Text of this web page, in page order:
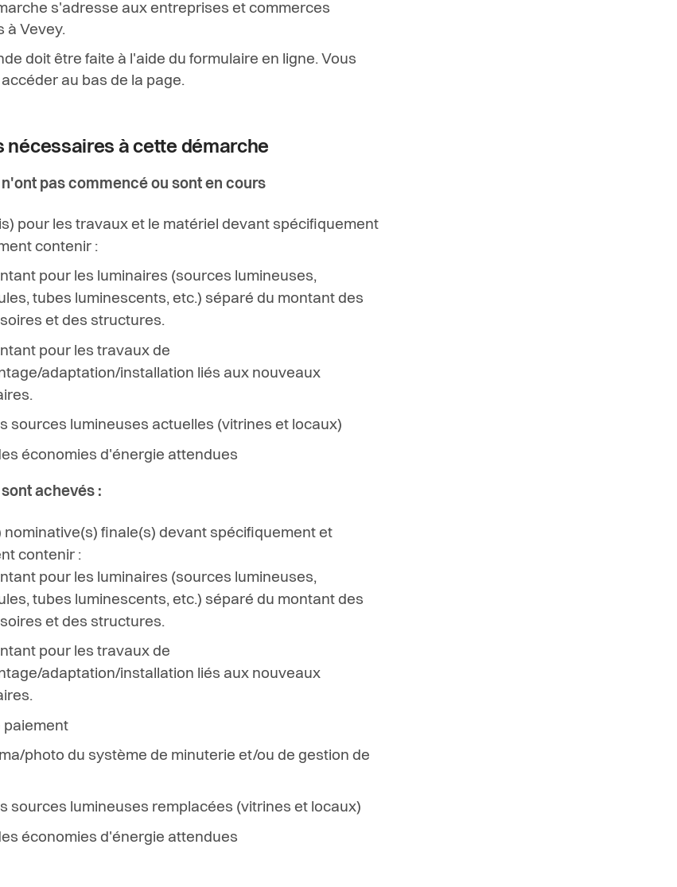
s'adresse aux entreprises et commerces
à Vevey.
doit être faite à l'aide du formulaire en ligne. Vous
au bas de la page.
nécessaires à cette démarche
pas commencé ou sont en cours
pour les travaux et le matériel devant spécifiquement
contenir :
pour les luminaires (sources lumineuses,
tubes luminescents, etc.) séparé du montant des
et des structures.
pour les travaux de
adaptation/installation liés aux nouveaux
sources lumineuses actuelles (vitrines et locaux)
économies d'énergie attendues
achevés :
nominative(s) finale(s) devant spécifiquement et
contenir :
pour les luminaires (sources lumineuses,
tubes luminescents, etc.) séparé du montant des
et des structures.
pour les travaux de
adaptation/installation liés aux nouveaux
paiement
photo du système de minuterie et/ou de gestion de
sources lumineuses remplacées (vitrines et locaux)
économies d'énergie attendues